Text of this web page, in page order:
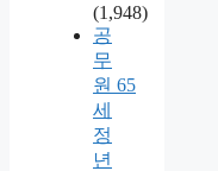
(1,948)
공
무
원 65
세
정
년